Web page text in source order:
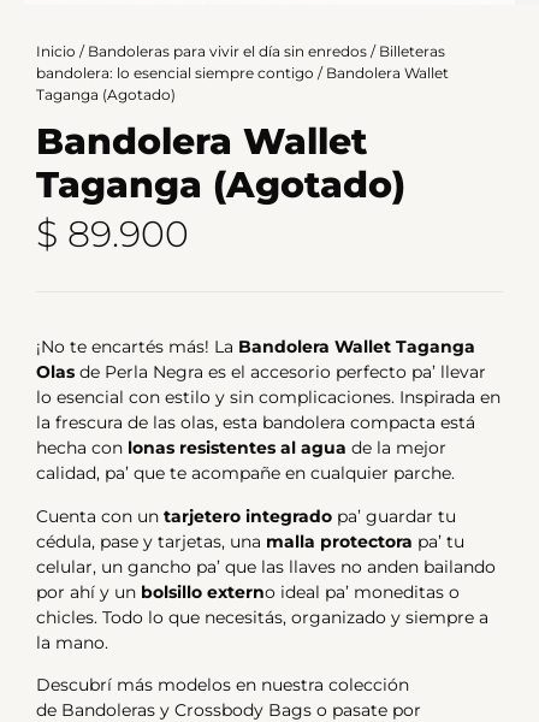
Inicio / Bandoleras para vivir el día sin enredos / Billeteras
bandolera: lo esencial siempre contigo / Bandolera Wallet
Taganga (Agotado)
Bandolera Wallet
Taganga (Agotado)
$ 89.900
¡No te encartés más! La Bandolera Wallet Taganga
Olas de Perla Negra es el accesorio perfecto pa’ llevar
lo esencial con estilo y sin complicaciones. Inspirada en
la frescura de las olas, esta bandolera compacta está
hecha con lonas resistentes al agua de la mejor
calidad, pa’ que te acompañe en cualquier parche.
Cuenta con un tarjetero integrado pa’ guardar tu
cédula, pase y tarjetas, una malla protectora pa’ tu
celular, un gancho pa’ que las llaves no anden bailando
por ahí y un bolsillo externo ideal pa’ moneditas o
chicles. Todo lo que necesitás, organizado y siempre a
la mano.
Descubrí más modelos en nuestra colección
de Bandoleras y Crossbody Bags o pasate por